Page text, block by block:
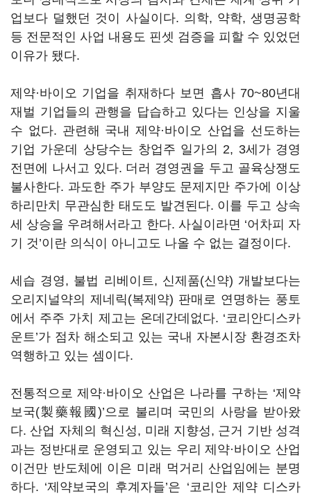
업보다 덜했던 것이 사실이다. 의학, 약학, 생명공학
등 전문적인 사업 내용도 핀셋 검증을 피할 수 있었던
이유가 됐다.
제약·바이오 기업을 취재하다 보면 흡사 70~80년대
재벌 기업들의 관행을 답습하고 있다는 인상을 지울
수 없다. 관련해 국내 제약·바이오 산업을 선도하는
기업 가운데 상당수는 창업주 일가의 2, 3세가 경영
전면에 나서고 있다. 더러 경영권을 두고 골육상쟁도
불사한다. 과도한 주가 부양도 문제지만 주가에 이상
하리만치 무관심한 태도도 발견된다. 이를 두고 상속
세 상승을 우려해서라고 한다. 사실이라면 ‘어차피 자
기 것’이란 의식이 아니고도 나올 수 없는 결정이다.
세습 경영, 불법 리베이트, 신제품(신약) 개발보다는
오리지널약의 제네릭(복제약) 판매로 연명하는 풍토
에서 주주 가치 제고는 온데간데없다. ‘코리안디스카
운트’가 점차 해소되고 있는 국내 자본시장 환경조차
역행하고 있는 셈이다.
전통적으로 제약·바이오 산업은 나라를 구하는 ‘제약
보국(製藥報國)’으로 불리며 국민의 사랑을 받아왔
다. 산업 자체의 혁신성, 미래 지향성, 근거 기반 성격
과는 정반대로 운영되고 있는 우리 제약·바이오 산업
이건만 반도체에 이은 미래 먹거리 산업임에는 분명
하다. ‘제약보국의 후계자들’은 ‘코리안 제약 디스카